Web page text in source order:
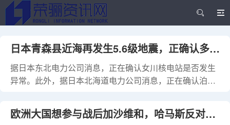
日本青森县近海再发生5.6级地震，正确认多座
核电站情况
据日本东北电力公司消息，正在确认女川核电站是否发生
异常。此外，据日本北海道电力公司消息，正在确认泊核
时间12月8日23时15分，青森县东部近海发生7.2级地震，
日本气象厅发布海啸预警。随后，日本气象厅将青森县附
欧洲大国想参与战后加沙维和，哈马斯反对布